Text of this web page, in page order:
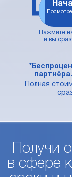
Нажмите
и вы
Полная
Получи
в сфере